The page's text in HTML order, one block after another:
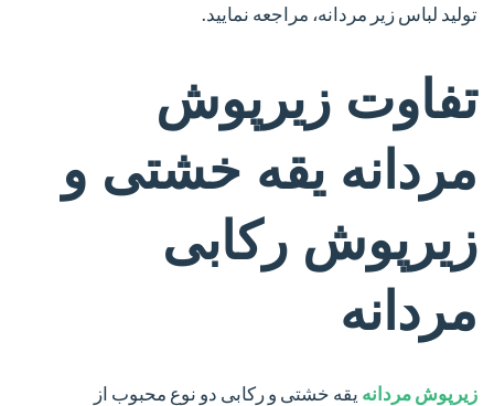
تولید لباس زیر مردانه، مراجعه نمایید.
تفاوت زیرپوش
مردانه یقه خشتی و
زیرپوش رکابی
مردانه
زیرپوش‌ مردانه یقه خشتی و رکابی دو نوع محبوب از